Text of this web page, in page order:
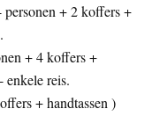
+ 2 koffers +
+ 4 koffers +
enkele reis.
+ handtassen )